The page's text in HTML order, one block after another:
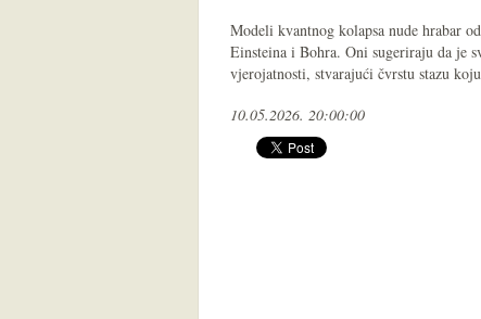
Modeli kvantnog kolapsa nude hrabar
Einsteina i Bohra. Oni sugeriraju da je
vjerojatnosti, stvarajući čvrstu stazu
10.05.2026. 20:00:00